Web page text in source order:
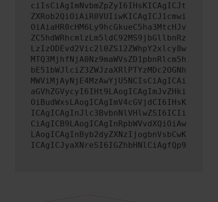
ciIsCiAgImNvbmZpZyI6IHsKICAgICJt
ZXRob2QiOiAiR0VUIiwKICAgICJ1cmwi
OiAiaHR0cHM6Ly9hcGkueC5ha3MtcHJv
ZC5hdWRhcmlzLm5ldC92MS9jbGllbnRz
LzIzODEvd2Vic2l0ZS12ZWhpY2xlcy8w
MTQ3MjhfNjA0Nz9maWVsZD1pbnRlcm5h
bE51bWJlciZ3ZWJzaXRlPTYzMDc2OGNh
MWViMjAyNjE4MzAwYjU5NCIsCiAgICAi
aGVhZGVycyI6IHt9LAogICAgImJvZHki
OiBudWxsLAogICAgImV4cGVjdCI6IHsK
ICAgICAgInJlc3BvbnNlVHlwZSI6ICIi
CiAgICB9LAogICAgInRpbWVvdXQiOiAw
LAogICAgInByb2dyZXNzIjogbnVsbCwK
ICAgICJyaXNreSI6IGZhbHNlCiAgfQp9